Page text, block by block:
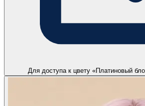
Для доступа к цвету «Платиновый